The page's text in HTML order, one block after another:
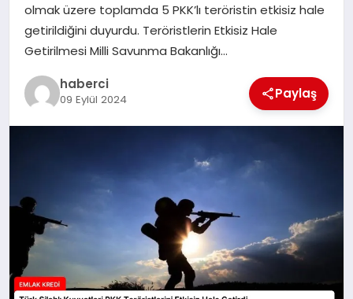
SPOR
TEKNOLOJI
YAŞAM
olmak üzere toplamda 5 PKK’lı teröristin etkisiz hale
getirildiğini duyurdu. Teröristlerin Etkisiz Hale
Getirilmesi Milli Savunma Bakanlığı…
haberci
09 Eylül 2024 Paylaş